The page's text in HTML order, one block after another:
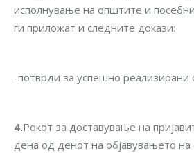
исполнување на општите и
ги приложат и следните докази:
-потврди за успешно реализирани
4.Рокот за доставување на
дена од денот на објавувањето на